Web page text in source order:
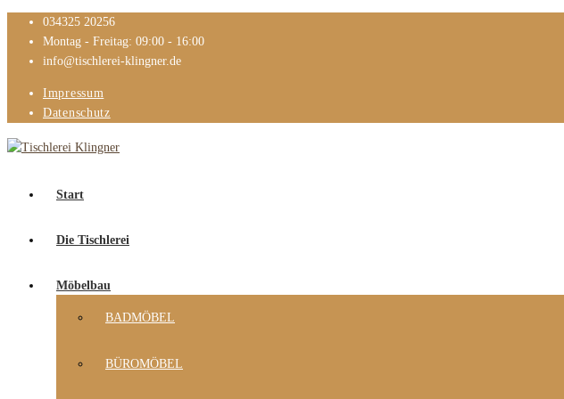
034325 20256
Montag - Freitag: 09:00 - 16:00
info@tischlerei-klingner.de
Impressum
Datenschutz
Start
Die Tischlerei
Möbelbau
BADMÖBEL
BÜROMÖBEL